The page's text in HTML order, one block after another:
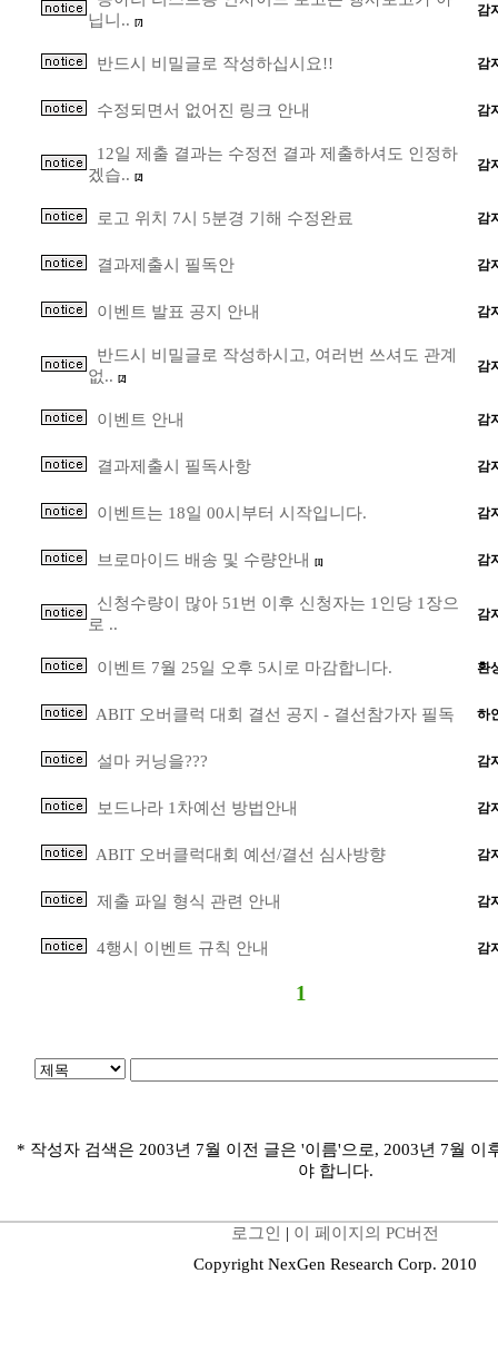
닙니..
[7]
감
반드시 비밀글로 작성하십시요!! 감
수정되면서 없어진 링크 안내 감
12일 제출 결과는 수정전 결과 제출하셔도 인정하
겠습..
[2]
감
로고 위치 7시 5분경 기해 수정완료 감
결과제출시 필독안 감
이벤트 발표 공지 안내 감
반드시 비밀글로 작성하시고, 여러번 쓰셔도 관계
없..
[2]
감
이벤트 안내 감
결과제출시 필독사항 감
이벤트는 18일 00시부터 시작입니다. 감
브로마이드 배송 및 수량안내 [1] 감
신청수량이 많아 51번 이후 신청자는 1인당 1장으
로 ..
감
이벤트 7월 25일 오후 5시로 마감합니다. 환
ABIT 오버클럭 대회 결선 공지 - 결선참가자 필독 하
설마 커닝을??? 감
보드나라 1차예선 방법안내 감
ABIT 오버클럭대회 예선/결선 심사방향 감
제출 파일 형식 관련 안내 감
4행시 이벤트 규칙 안내 감
1
* 작성자 검색은 2003년 7월 이전 글은 '이름'으로, 2003년 7월 이
야 합니다.
로그인 | 이 페이지의 PC버전
Copyright NexGen Research Corp. 2010